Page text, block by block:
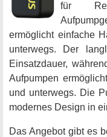
für
ermöglicht einfache
unterwegs. Der
Einsatzdauer,
Aufpumpen
und unterwegs. Die
modernes Design in
Das Angebot gibt es